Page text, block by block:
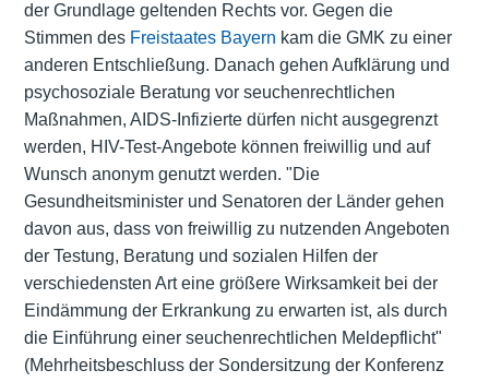
der Grundlage geltenden Rechts vor. Gegen die
Stimmen des Freistaates Bayern kam die GMK zu einer
anderen Entschließung. Danach gehen Aufklärung und
psychosoziale Beratung vor seuchenrechtlichen
Maßnahmen, AIDS-Infizierte dürfen nicht ausgegrenzt
werden, HIV-Test-Angebote können freiwillig und auf
Wunsch anonym genutzt werden. "Die
Gesundheitsminister und Senatoren der Länder gehen
davon aus, dass von freiwillig zu nutzenden Angeboten
der Testung, Beratung und sozialen Hilfen der
verschiedensten Art eine größere Wirksamkeit bei der
Eindämmung der Erkrankung zu erwarten ist, als durch
die Einführung einer seuchenrechtlichen Meldepflicht"
(Mehrheitsbeschluss der Sondersitzung der Konferenz